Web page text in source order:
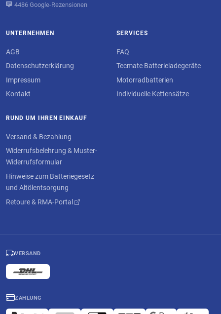
4486 Google-Rezensionen
UNTERNEHMEN
AGB
Datenschutzerklärung
Impressum
Kontakt
SERVICES
FAQ
Tecmate Batterieladegeräte
Motorradbatterien
Individuelle Kettensätze
RUND UM IHREN EINKAUF
Versand & Bezahlung
Widerrufsbelehrung & Muster-
Widerrufsformular
Hinweise zum Batteriegesetz
und Altölentsorgung
Retoure & RMA-Portal
VERSAND
ZAHLUNG